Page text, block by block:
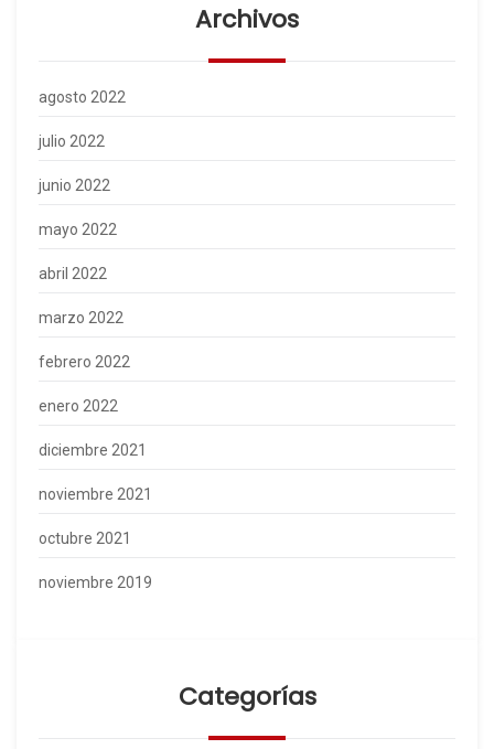
Archivos
agosto 2022
julio 2022
junio 2022
mayo 2022
abril 2022
marzo 2022
febrero 2022
enero 2022
diciembre 2021
noviembre 2021
octubre 2021
noviembre 2019
Categorías